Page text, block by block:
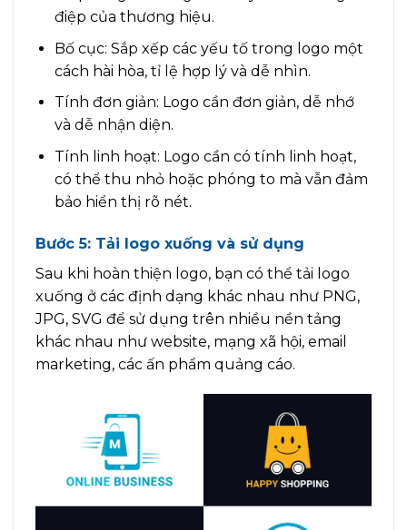
điệp của thương hiệu.
Bố cục: Sắp xếp các yếu tố trong logo một
cách hài hòa, tỉ lệ hợp lý và dễ nhìn.
Tính đơn giản: Logo cần đơn giản, dễ nhớ
và dễ nhận diện.
Tính linh hoạt: Logo cần có tính linh hoạt,
có thể thu nhỏ hoặc phóng to mà vẫn đảm
bảo hiển thị rõ nét.
Bước 5: Tải logo xuống và sử dụng
Sau khi hoàn thiện logo, bạn có thể tải logo
xuống ở các định dạng khác nhau như PNG,
JPG, SVG để sử dụng trên nhiều nền tảng
khác nhau như website, mạng xã hội, email
marketing, các ấn phẩm quảng cáo.